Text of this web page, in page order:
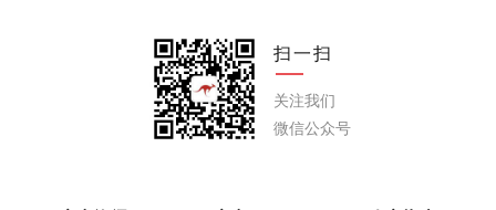
扫一扫
关注我们
微信公众号